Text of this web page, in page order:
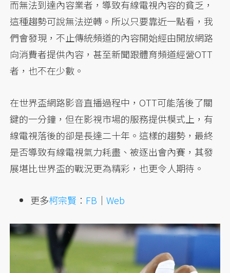
而無法到達內容業者，導致有線電視內容的貧乏，
這種趨勢可說無法逆轉。所以只要靠近一點看，我
們會發現，不止傳統頻道的內容開始經由開放網路
向消費者提供內容，甚至新聞跟體育頻道經營OTT
者，也不在少數。
在世界盃網路影音直播過程中，OTT可能落後了關
鍵的一分鐘，但在影視市場的服務提供模式上，有
線電視落後的卻是長達二十年。這樣的趨勢，最終
是否導致有線電視氣力耗盡、被逐出會內賽，其發
展堪比世界盃的戰況更為精彩，也更令人期待。
更多柯宗賢 ： FB ｜Web